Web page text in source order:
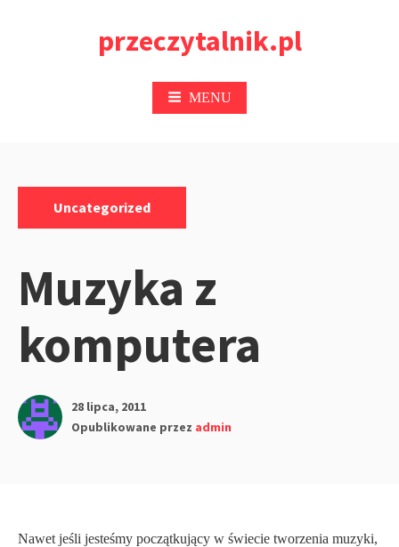
przeczytalnik.pl
MENU
Uncategorized
Muzyka z
komputera
28 lipca, 2011
Opublikowane przez admin
Nawet jeśli jesteśmy początkujący w świecie tworzenia muzyki,